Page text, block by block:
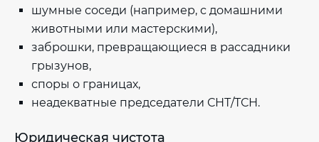
шумные соседи (например, с домашними
животными или мастерскими),
заброшки, превращающиеся в рассадники
грызунов,
споры о границах,
неадекватные председатели СНТ/ТСН.
Юридическая чистота